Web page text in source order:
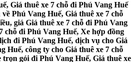
Giá thuê xe 7 chỗ đi Phú Vang Huế
Phú Vang Huế, Giá thuê xe 7 chỗ
giá Giá thuê xe 7 chỗ đi Phú Vang
chỗ đi Phú Vang Huế, Xe hợp đồng
đi Phú Vang Huế, dịch vụ cho Giá
Huế, công ty cho Giá thuê xe 7 chỗ
trọn gói đi Phú Vang Huế, Giá thuê xe